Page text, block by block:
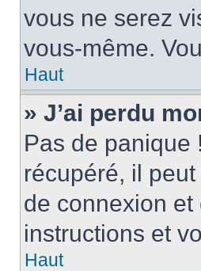
vous ne serez
vous-même.
Haut
» J’ai perdu
Pas de panique
récupéré, il
de connexion et
instructions et
Haut